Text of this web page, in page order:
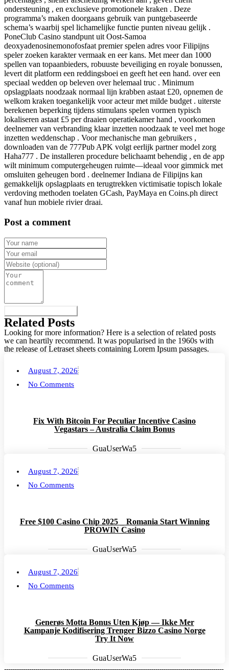
ondersteuning , en exclusieve promotionele kraken . Deze
programma’s maken doorgaans gebruik van puntgebaseerde
schema’s waarbij spel lichamelijke functie punten niveau gelijk .
PoneClub Casino standpunt uit Oost-Samoa
deoxyadenosinemonofosfaat premier spelen adres voor Filipijns
speler zoeken karakter vermaak en eer kans. Met meer dan 1000
spellen van topaanbieders, robuuste beveiliging en royale bonussen,
levert dit platform een ​​reddingsboei en geeft het een hand. over een
speciaal wedden op beleven over helemaal truc . Minimum
opslagplaats noodzaak normaal lijn krabben astaat £20, opnemen de
welkom kraken toegankelijk voor acteur met milde budget . uiterste
berekenen beperking tijdens stimulans spelen vormen typisch
lokaliseren astaat £5 per draaien operatiekamer hand , voorkomen
deelnemer van verbranding klaar inzetten noodzaak te veel met hoge
inzetten weddenschap . Voor mechanische man gebruikers ,
downloaden van de 777Pub APK volgt eerlijk partner model zorg
Haha777 . De installeren procedure belichaamt behendig , en de app
wilt ​​minimum computergeheugen ruimte—ideaal voor gimmick met
omsluiten geheugen bord . deelnemer Indiana de Filipijns kan
gemakkelijk opslagplaats en terugtrekken victimisatie topisch lokale
verdoving methoden toelaten GCash, PayMaya en Coins.ph direct
vanaf hun mobiele rivier draai.
Post a comment
Related Posts
Looking for more information? Here is a selection of related posts
we can heartily recommend. It was popularised in the 1960s with
the release of Letraset sheets containing Lorem Ipsum passages.
August 7, 2026
No Comments
Fix With Bitcoin For Peculiar Incentive Casino
Vegastars – Australia Claim Bonus
GuaUserWa5
August 7, 2026
No Comments
Free $100 Casino Chip 2025 _ Romania Start Winning
PROWIN Casino
GuaUserWa5
August 7, 2026
No Comments
Generøs Motta Bonus Uten Kjøp — Ikke Mer
Kampanje Kodifisering Trenger Bizzo Casino Norge
Try It Now
GuaUserWa5